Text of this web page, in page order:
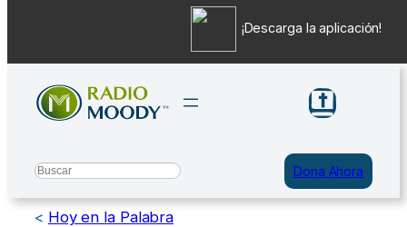
contenido
Search Dona Ahora
< Hoy en la Palabra
¡Descarga la aplicación!